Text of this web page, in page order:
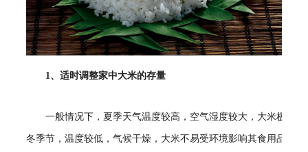
1、适时调整家中大米的存量
一般情况下，夏季天气温度较高，空气湿度较大，大米极易受
冬季节，温度较低，气候干燥，大米不易受环境影响其食用品质